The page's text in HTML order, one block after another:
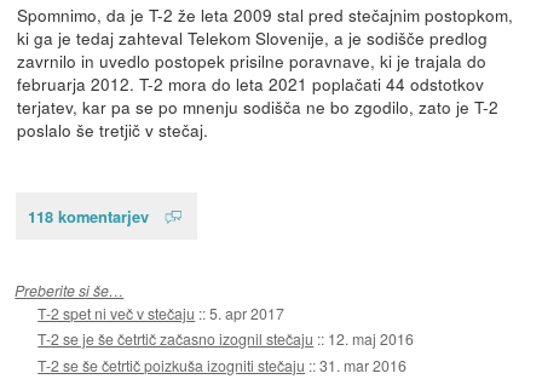
Spomnimo, da je T-2 že leta 2009 stal pred stečajnim postopkom,
ki ga je tedaj zahteval Telekom Slovenije, a je sodišče predlog
zavrnilo in uvedlo postopek prisilne poravnave, ki je trajala do
februarja 2012. T-2 mora do leta 2021 poplačati 44 odstotkov
terjatev, kar pa se po mnenju sodišča ne bo zgodilo, zato je T-2
poslalo še tretjič v stečaj.
118 komentarjev
Preberite si še…
T-2 spet ni več v stečaju ::5. apr 2017
T-2 se je še četrtič začasno izognil stečaju :: 12. maj 2016
T-2 se še četrtič poizkuša izogniti stečaju ::31. mar 2016